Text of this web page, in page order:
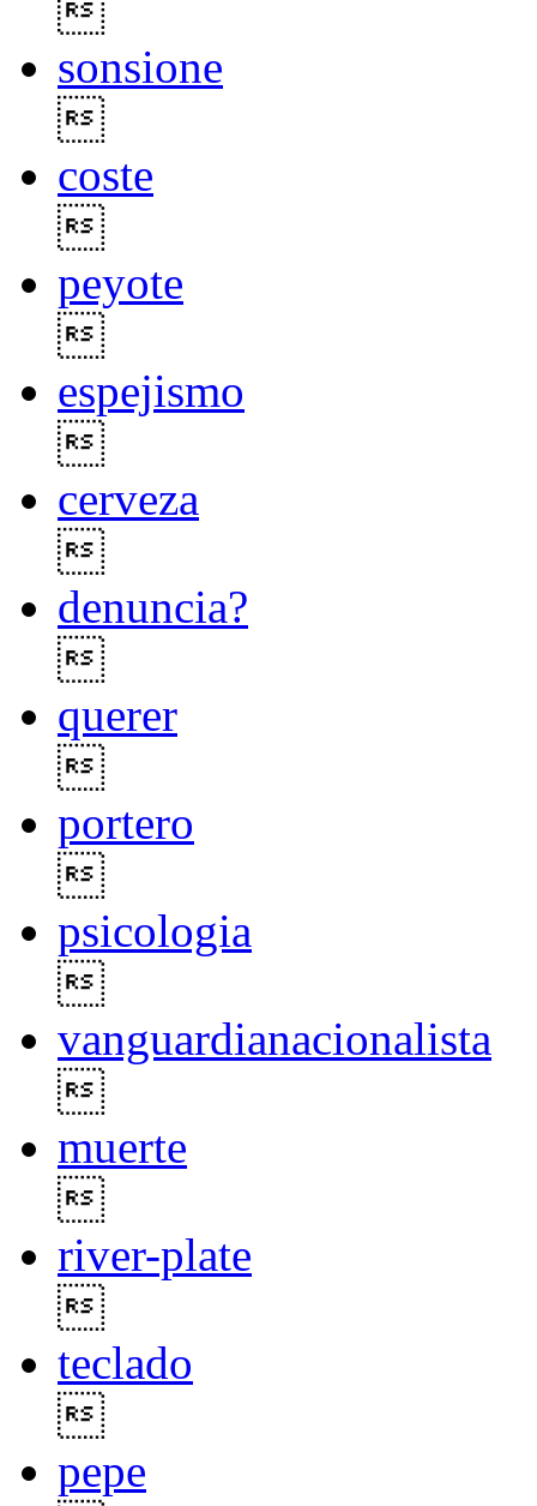
sonsione
coste
peyote
espejismo
cerveza
denuncia?
querer
portero
psicologia
vanguardianacionalista
muerte
river-plate
teclado
pepe